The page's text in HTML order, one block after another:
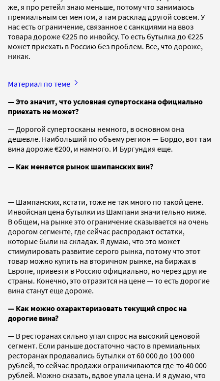
же, я про ретейл знаю меньше, потому что занимаюсь
премиальным сегментом, а там расклад другой совсем. У
нас есть ограничение, связанное с санкциями на ввоз
товара дороже €225 по инвойсу. То есть бутылка до €225
может приехать в Россию без проблем. Все, что дороже, —
никак.
Материал по теме
— Это значит, что условная супертоскана официально
приехать не может?
— Дорогой супертосканы немного, в основном она
дешевле. Наибольший по объему регион — Бордо, вот там
вина дороже €200, и намного. И Бургундия еще.
— Как меняется рынок шампанских вин?
— Шампанских, кстати, тоже не так много по такой цене.
Инвойсная цена бутылки из Шампани значительно ниже.
В общем, на рынке это ограничение сказывается на очень
дорогом сегменте, где сейчас распродают остатки,
которые были на складах. Я думаю, что это может
стимулировать развитие серого рынка, потому что этот
товар можно купить на вторичном рынке, на биржах в
Европе, привезти в Россию официально, но через другие
страны. Конечно, это отразится на цене — то есть дорогие
вина станут еще дороже.
— Как можно охарактеризовать текущий спрос на
дорогие вина?
— В ресторанах сильно упал спрос на высокий ценовой
сегмент. Если раньше достаточно часто в премиальных
ресторанах продавались бутылки от 60 000 до 100 000
рублей, то сейчас продажи ограничиваются где-то 40 000
рублей. Можно сказать, вдвое упала цена. И я думаю, что